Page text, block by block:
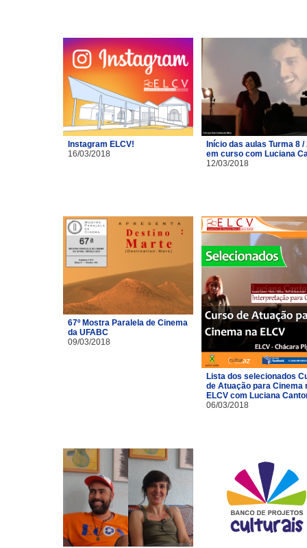
Instagram ELCV!
16/03/2018
Início das aulas Turma 8 /
em curso com Luciana
12/03/2018
67º Mostra Paralela de Cinema
da UFABC
09/03/2018
Lista dos selecionados
de Atuação para Cinema
ELCV com Luciana
06/03/2018